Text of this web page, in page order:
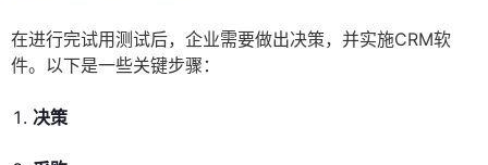
在进行完试用测试后，企业需要做出决策，并实施CRM软
件。以下是一些关键步骤：
决策